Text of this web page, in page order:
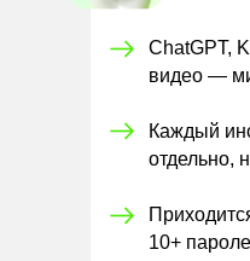
ChatGPT,
видео —
Каждый
отдельно,
10+